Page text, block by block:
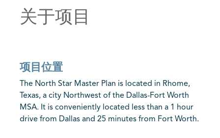
关于项目
项目位置
The North Star Master Plan is located in Rhome,
Texas, a city Northwest of the Dallas-Fort Worth
MSA. It is conveniently located less than a 1 hour
drive from Dallas and 25 minutes from Fort Worth.